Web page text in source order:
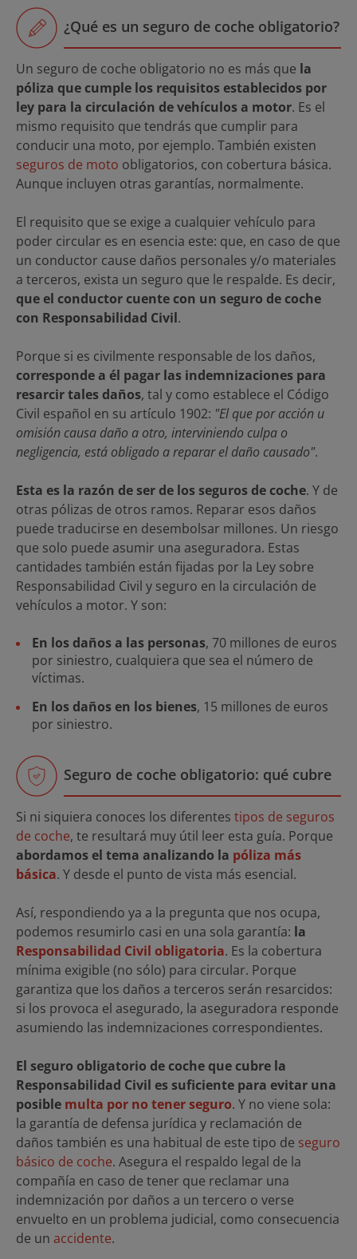
¿Qué es un seguro de coche obligatorio?
Un seguro de coche obligatorio no es más que la
póliza que cumple los requisitos establecidos por
ley para la circulación de vehículos a motor. Es el
mismo requisito que tendrás que cumplir para
conducir una moto, por ejemplo. También existen
seguros de moto obligatorios, con cobertura básica.
Aunque incluyen otras garantías, normalmente.
El requisito que se exige a cualquier vehículo para
poder circular es en esencia este: que, en caso de que
un conductor cause daños personales y/o materiales
a terceros, exista un seguro que le respalde. Es decir,
que el conductor cuente con un seguro de coche
con Responsabilidad Civil.
Porque si es civilmente responsable de los daños,
corresponde a él pagar las indemnizaciones para
resarcir tales daños, tal y como establece el Código
Civil español en su artículo 1902: "El que por acción u
omisión causa daño a otro, interviniendo culpa o
negligencia, está obligado a reparar el daño causado".
Esta es la razón de ser de los seguros de coche. Y de
otras pólizas de otros ramos. Reparar esos daños
puede traducirse en desembolsar millones. Un riesgo
que solo puede asumir una aseguradora. Estas
cantidades también están fijadas por la Ley sobre
Responsabilidad Civil y seguro en la circulación de
vehículos a motor. Y son:
En los daños a las personas, 70 millones de euros
por siniestro, cualquiera que sea el número de
víctimas.
En los daños en los bienes, 15 millones de euros
por siniestro.
Seguro de coche obligatorio: qué cubre
Si ni siquiera conoces los diferentes tipos de seguros
de coche, te resultará muy útil leer esta guía. Porque
abordamos el tema analizando la póliza más
básica. Y desde el punto de vista más esencial.
Así, respondiendo ya a la pregunta que nos ocupa,
podemos resumirlo casi en una sola garantía: la
Responsabilidad Civil obligatoria. Es la cobertura
mínima exigible (no sólo) para circular. Porque
garantiza que los daños a terceros serán resarcidos:
si los provoca el asegurado, la aseguradora responde
asumiendo las indemnizaciones correspondientes.
El seguro obligatorio de coche que cubre la
Responsabilidad Civil es suficiente para evitar una
posible multa por no tener seguro. Y no viene sola:
la garantía de defensa jurídica y reclamación de
daños también es una habitual de este tipo de seguro
básico de coche. Asegura el respaldo legal de la
compañía en caso de tener que reclamar una
indemnización por daños a un tercero o verse
envuelto en un problema judicial, como consecuencia
de un accidente.